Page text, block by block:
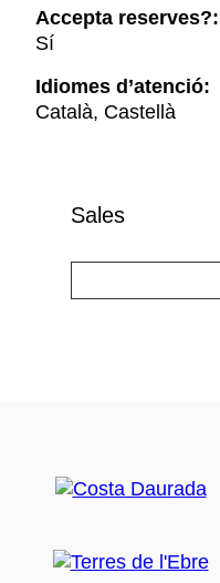
Accepta reserves?:
Sí
Idiomes d’atenció:
Català, Castellà
Sales